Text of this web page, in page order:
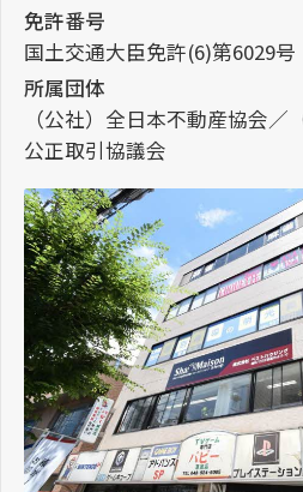
免許番号
国土交通大臣免許(6)第6029号
所属団体
（公社）全日本不動産協会
公正取引協議会